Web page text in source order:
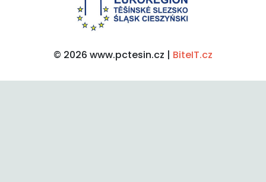
© 2026 www.pctesin.cz | BiteIT.cz